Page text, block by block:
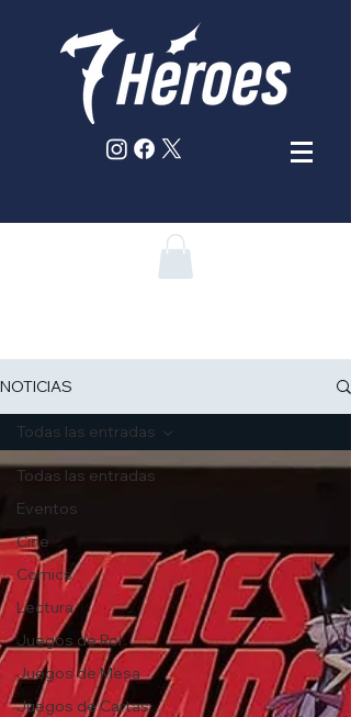
NOTICIAS
Todas las entradas
Eventos
Cine
Comics
Lectura
Juegos de Rol
Juegos de Mesa
Juegos de Cartas
Todas las entradas